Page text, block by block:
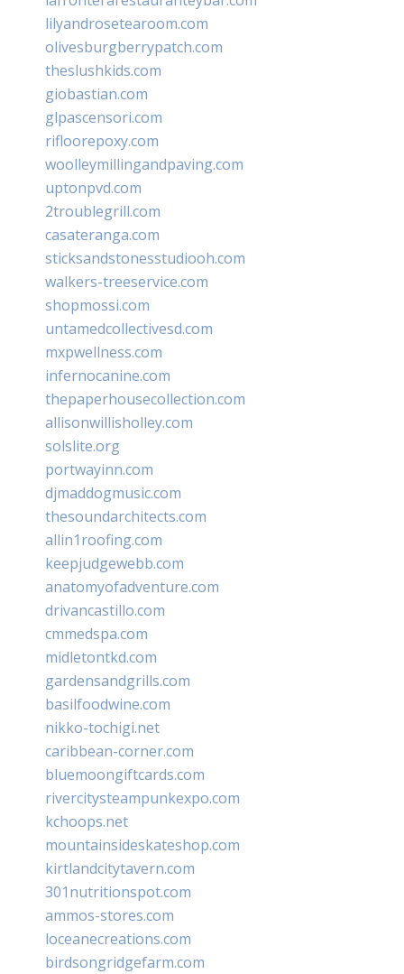
lilyandrosetearoom.com
olivesburgberrypatch.com
theslushkids.com
giobastian.com
glpascensori.com
rifloorepoxy.com
woolleymillingandpaving.com
uptonpvd.com
2troublegrill.com
casateranga.com
sticksandstonesstudiooh.com
walkers-treeservice.com
shopmossi.com
untamedcollectivesd.com
mxpwellness.com
infernocanine.com
thepaperhousecollection.com
allisonwillisholley.com
solslite.org
portwayinn.com
djmaddogmusic.com
thesoundarchitects.com
allin1roofing.com
keepjudgewebb.com
anatomyofadventure.com
drivancastillo.com
cmmedspa.com
midletontkd.com
gardensandgrills.com
basilfoodwine.com
nikko-tochigi.net
caribbean-corner.com
bluemoongiftcards.com
rivercitysteampunkexpo.com
kchoops.net
mountainsideskateshop.com
kirtlandcitytavern.com
301nutritionspot.com
ammos-stores.com
loceanecreations.com
birdsongridgefarm.com